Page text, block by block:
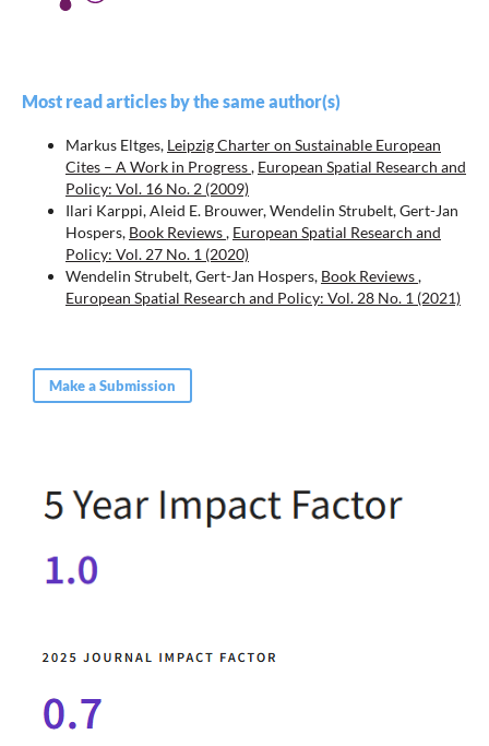
Most read articles by the same author(s)
Markus Eltges, Leipzig Charter on Sustainable European
Cites – A Work in Progress, European Spatial Research and
Policy: Vol. 16 No. 2 (2009)
Ilari Karppi, Aleid E. Brouwer, Wendelin Strubelt, Gert-Jan
Hospers, Book Reviews, European Spatial Research and
Policy: Vol. 27 No. 1 (2020)
Wendelin Strubelt, Gert-Jan Hospers, Book Reviews,
European Spatial Research and Policy: Vol. 28 No. 1 (2021)
Make a Submission